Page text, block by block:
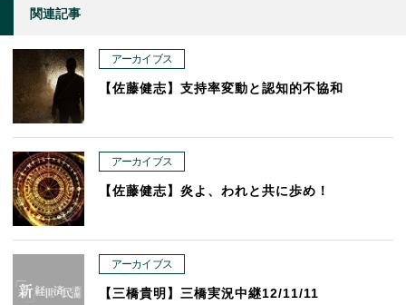
関連記事
アーカイブス
【佐藤健志】支持率変動と認知的不協和
アーカイブス
【佐藤健志】炎よ、われと共に歩め！
アーカイブス
【三橋貴明】三橋実況中継12/11/11